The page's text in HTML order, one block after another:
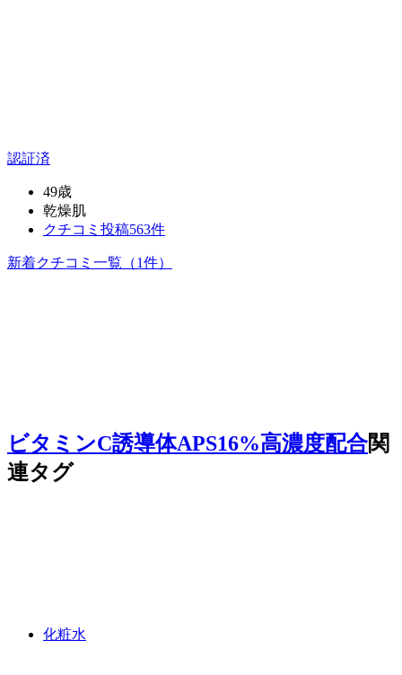
認証済
49歳
乾燥肌
クチコミ投稿563件
新着クチコミ一覧 （1件）
ビタミンC誘導体APS16%高濃度配合関
連タグ
化粧水